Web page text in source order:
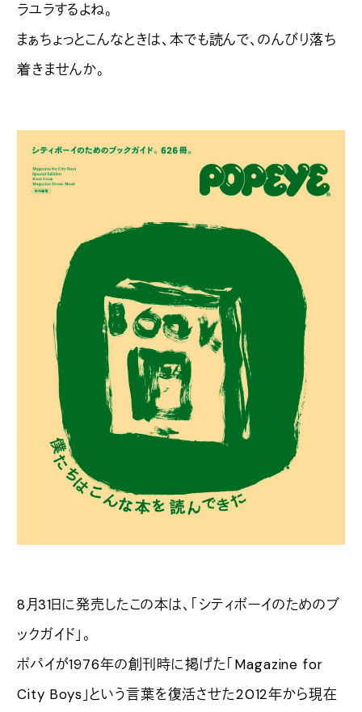
ラユラするよね。
まぁちょっとこんなときは、本でも読んで、のんびり落ち
着きませんか。
8月31日に発売したこの本は、「シティボーイのためのブ
ックガイド」。
ポパイが1976年の創刊時に掲げた「Magazine for
City Boys」という言葉を復活させた2012年から現在